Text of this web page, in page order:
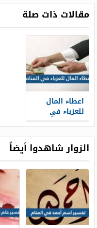
مقالات ذات صلة
اعطاء المال
للعزباء في
المنام لابن
شاهين
والنابلسي
والإمام الصادق
الزوار شاهدوا أيضاً